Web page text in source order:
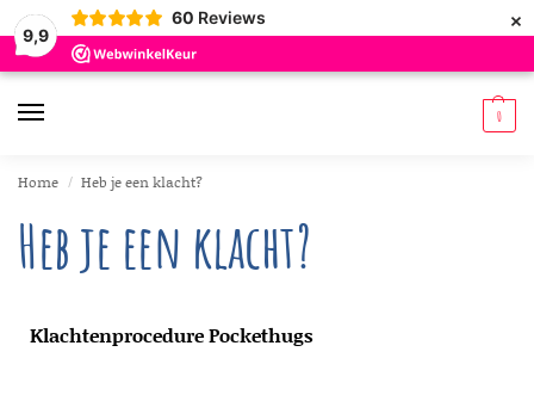
9,9
60 Reviews ×
0
Home / Heb je een klacht?
Heb je een klacht?
Klachtenprocedure Pockethugs